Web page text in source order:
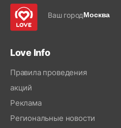
Ваш городМосква
Love Info
Правила проведения
акций
Реклама
Региональные новости